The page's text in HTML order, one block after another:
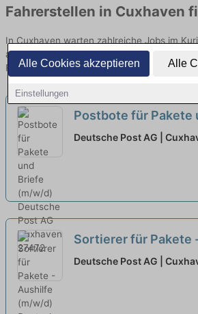
Alle Cookies akzeptieren Alle
Einstellungen
Fahrerstellen in Cuxhaven
In Cuxhaven warten zahlreiche Jobs im
auf dich. Ob mit oder ohne Erfahrung –
Fahrer, Bote oder Zusteller direkt in deiner
Postbote für Pakete
(m/w/d) neu
Deutsche Post AG |
Sortierer für Pakete
(m/w/d) neu
Deutsche Post AG |